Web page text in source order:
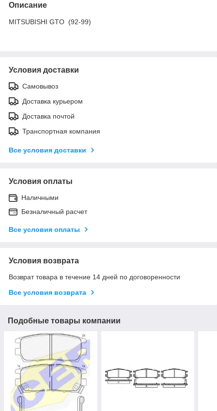
Описание
MITSUBISHI GTO (92-99)
Условия доставки
Самовывоз
Доставка курьером
Доставка почтой
Транспортная компания
Все условия доставки
Условия оплаты
Наличными
Безналичный расчет
Все условия оплаты
Условия возврата
Возврат товара в течение 14 дней по договоренности
Все условия возврата
Подобные товары компании